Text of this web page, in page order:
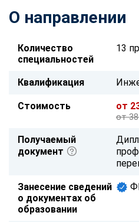
О направлении
Количество
специальностей
13
Квалификация
Стоимость от
от
Получаемый
документ
Занесение сведений
о документах об
образовании